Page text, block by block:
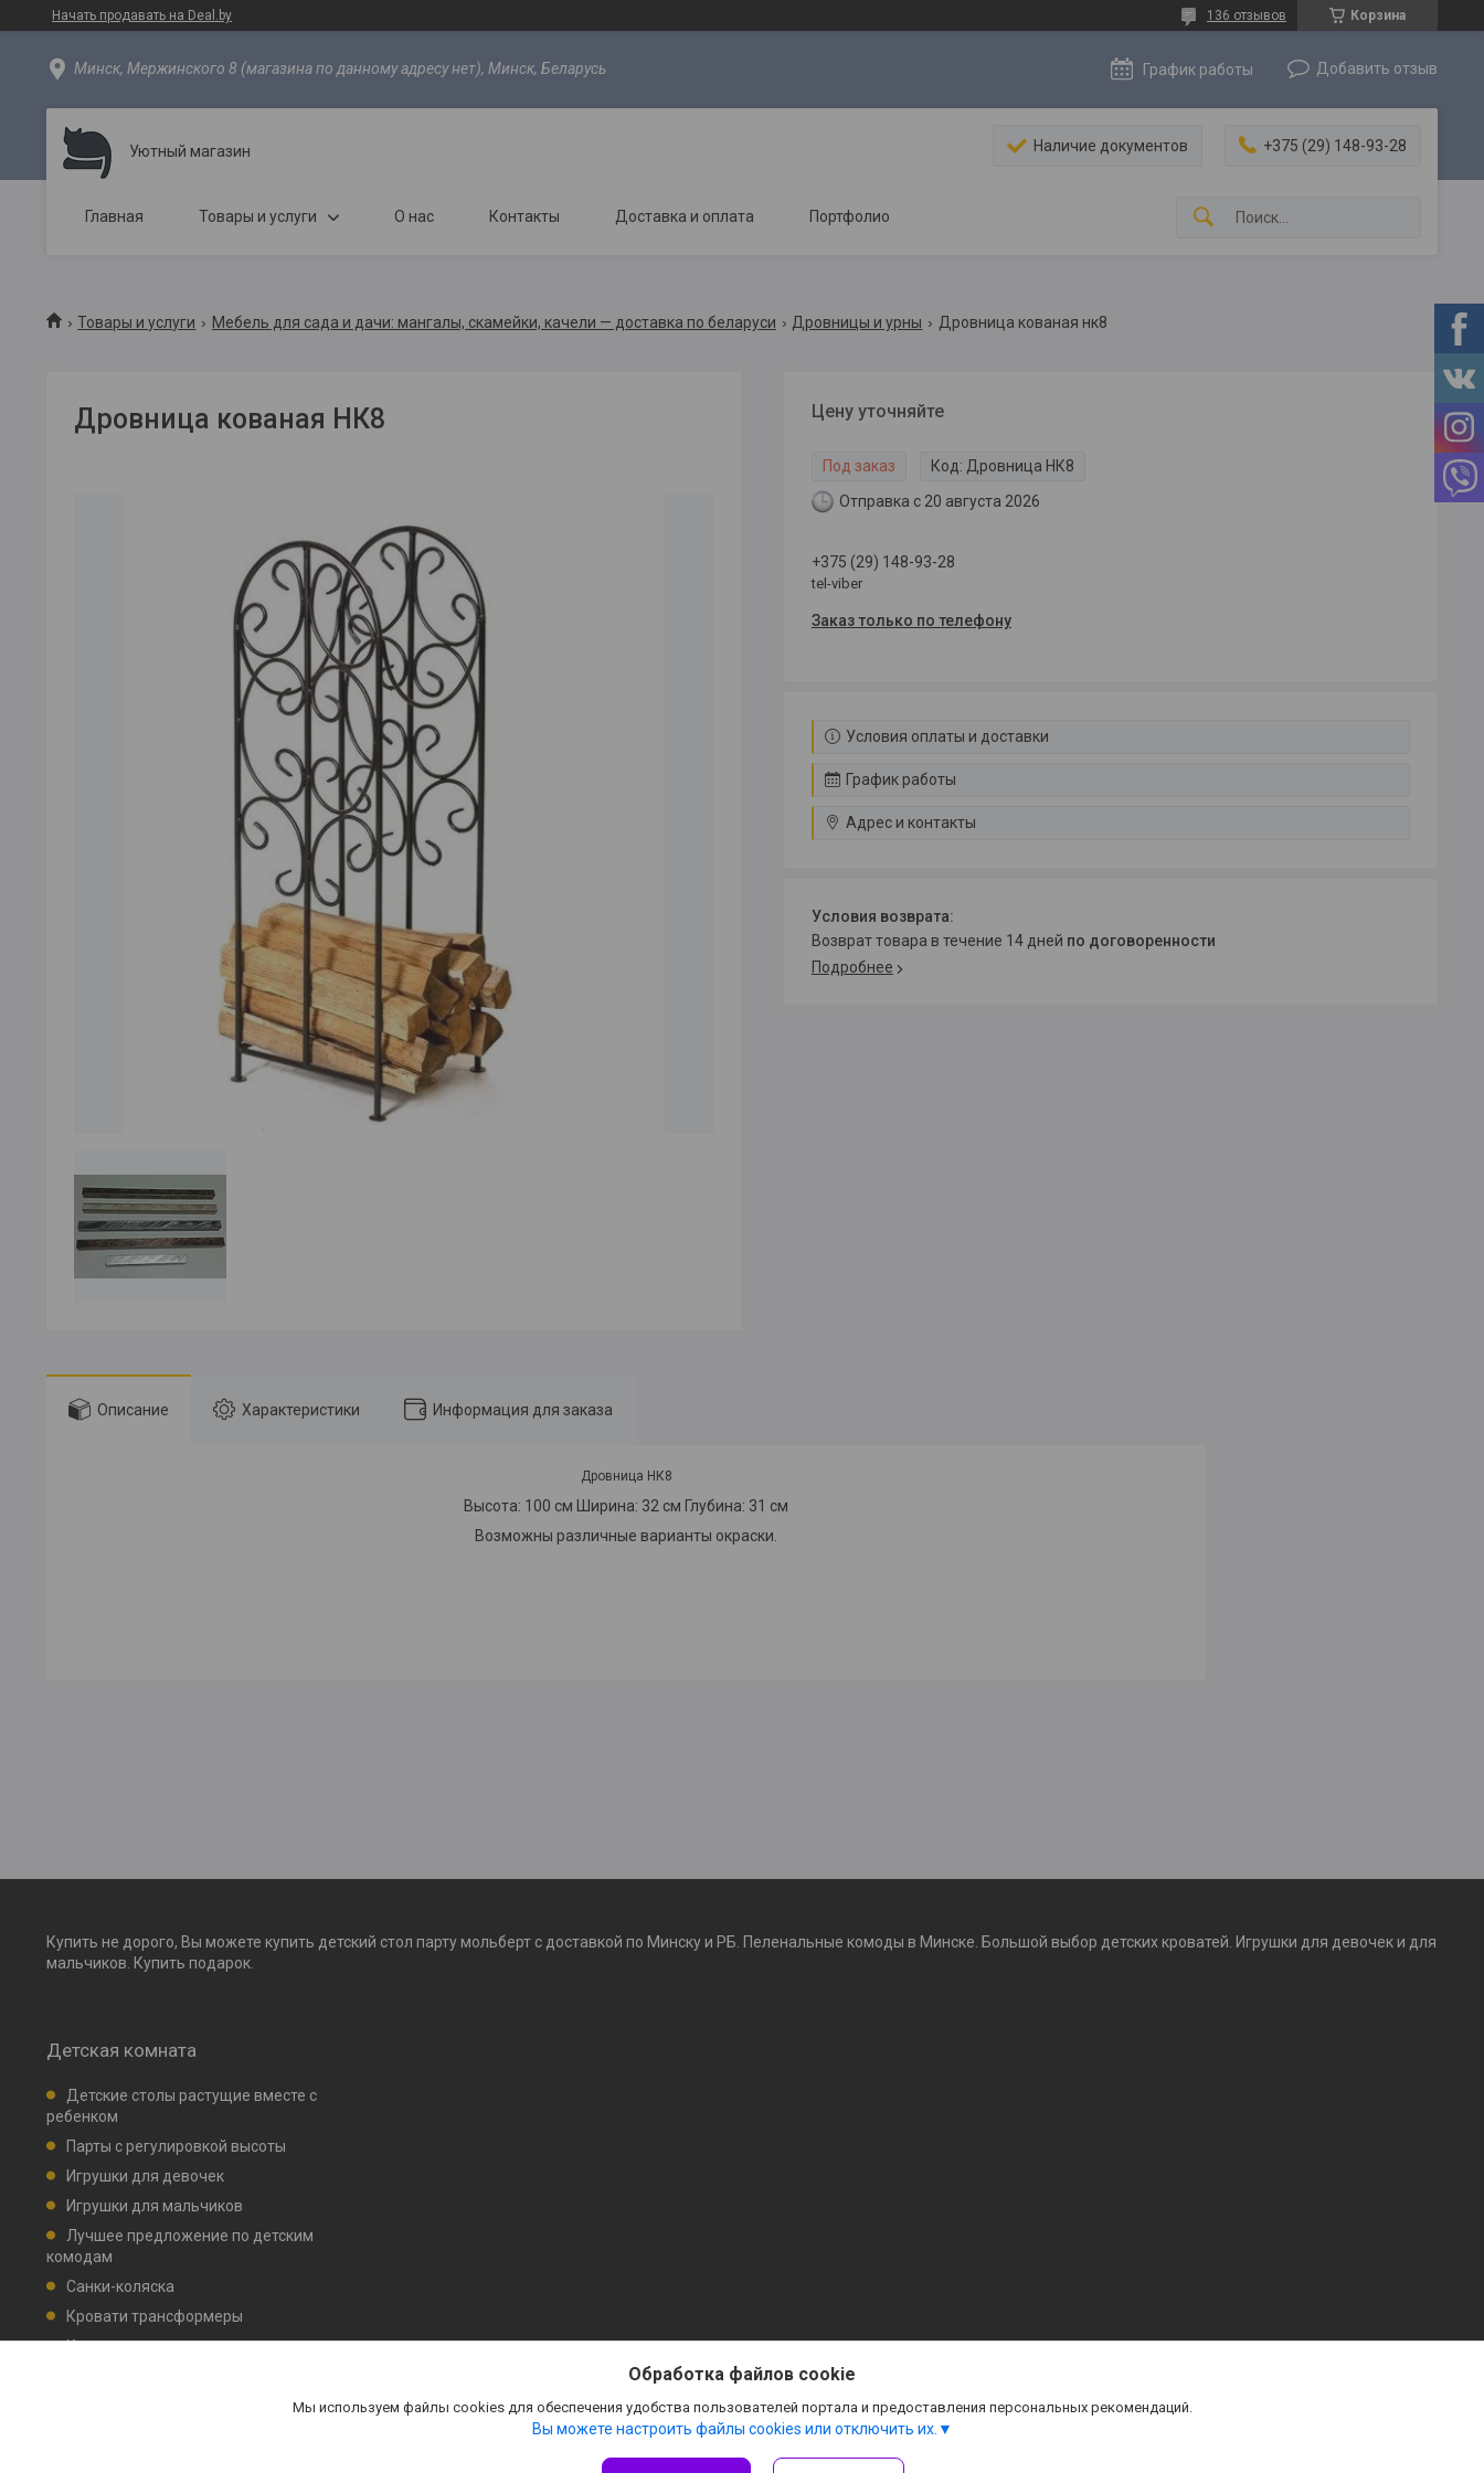
Начать продавать на Deal.by Корзина
136 отзывов
Минск, Мержинского 8 (магазина по данному адресу нет), Минск, Беларусь График работы Добавить отзыв
Уютный магазин Наличие документов +375 (29) 148-93-28
Главная Товары и услуги О нас Контакты Доставка и оплата Портфолио
Товары и услуги Мебель для сада и дачи: мангалы, скамейки, качели — доставка по беларуси Дровницы и урны Дровница кованая нк8
Дровница кованая НК8 Цену уточняйте
Под заказ Код: Дровница НК8
Отправка с 20 августа 2026
+375 (29) 148-93-28
tel-viber
Заказ только по телефону
Условия оплаты и доставки
График работы
Адрес и контакты
возврат товара в течение 14 дней по договоренности
Подробнее
Описание Характеристики Информация для заказа
Дровница НК8
Высота: 100 см Ширина: 32 см Глубина: 31 см
Возможны различные варианты окраски.
Купить не дорого, Вы можете купить детский стол парту мольберт с доставкой по Минску и РБ. Пеленальные комоды в Минске. Большой выбор детских кроватей. Игрушки для девочек и для
мальчиков. Купить подарок.
Детская комната
Детские столы растущие вместе с
ребенком
Парты с регулировкой высоты
Игрушки для девочек
Игрушки для мальчиков
Лучшее предложение по детским
комодам
Санки-коляска
Кровати трансформеры
Кровати детские маятник, ящик для
Обработка файлов cookie
Мы используем файлы cookies для обеспечения удобства пользователей портала и предоставления персональных рекомендаций.
Вы можете настроить файлы cookies или отключить их.